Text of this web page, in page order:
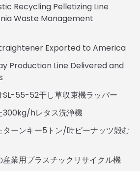
Recycling Pelletizing Line
Waste Management
Exported to America
Production Line Delivered and
SL-55-52干し草収束機ラッパー
300kg/hレタス洗浄機
ターンキー5トン/時ピーナッツ殻む
業用プラスチックリサイクル機